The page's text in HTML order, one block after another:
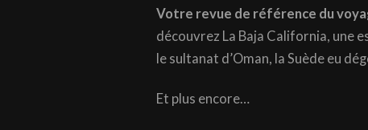
Votre revue de référence du
découvrez La Baja California, une
le sultanat d’Oman, la Suède eu
Et plus encore…